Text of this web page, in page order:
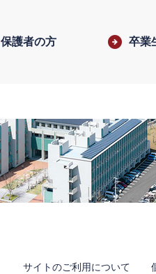
保護者の方 卒業
サイトのご利用について